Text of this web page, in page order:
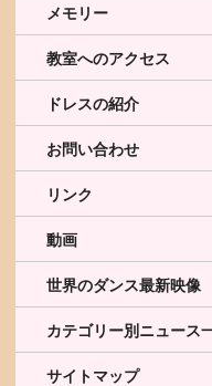
メモリー
教室へのアクセス
ドレスの紹介
お問い合わせ
リンク
動画
世界のダンス最新映像
カテゴリー別ニュース
サイトマップ